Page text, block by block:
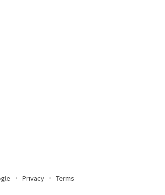
Privacy Terms